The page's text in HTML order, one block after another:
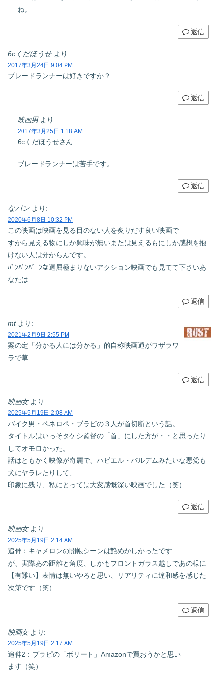
ね。
返信
6cくだほうせ より:
2017年3月24日 9:04 PM
ブレードランナーは好きですか？
返信
映画男 より:
2017年3月25日 1:18 AM
6cくだほうせさん
ブレードランナーは苦手です。
返信
なパン より:
2020年6月8日 10:32 PM
この映画は映画を見る目のない人を炙りだす良い映画で
すから見える物にしか興味が無いまたは見えるもにしか感想を抱
けない人は分からんです。
ﾊﾞﾝﾊﾞﾝﾊﾞｰﾝな退屈極まりないアクション映画でも見てて下さいあ
なたは
返信
mt より:
2021年2月9日 2:55 PM
案の定「分かる人には分かる」的自称映画通がワザラワ
ラで草
返信
映画女 より:
2025年5月19日 2:08 AM
バイク男・ペネロペ・ブラピの３人が首切断という話。
タイトルはいっそタケシ監督の「首」にした方が・・と思ったり
してオモロかった。
話はともかく映像が奇麗で、ハビエル・バルデムみたいな悪党も
犬にヤラレたりして、
印象に残り、私にとっては大変感慨深い映画でした（笑）
返信
映画女 より:
2025年5月19日 2:14 AM
追伸：キャメロンの開帳シーンは艶めかしかったです
が、実際あの距離と角度、しかもフロントガラス越しであの様に
【有難い】表情は無いやろと思い、リアリティに違和感を感じた
次第です（笑）
返信
映画女 より:
2025年5月19日 2:17 AM
追伸2：ブラピの「ボリート」Amazonで買おうかと思い
ます（笑）